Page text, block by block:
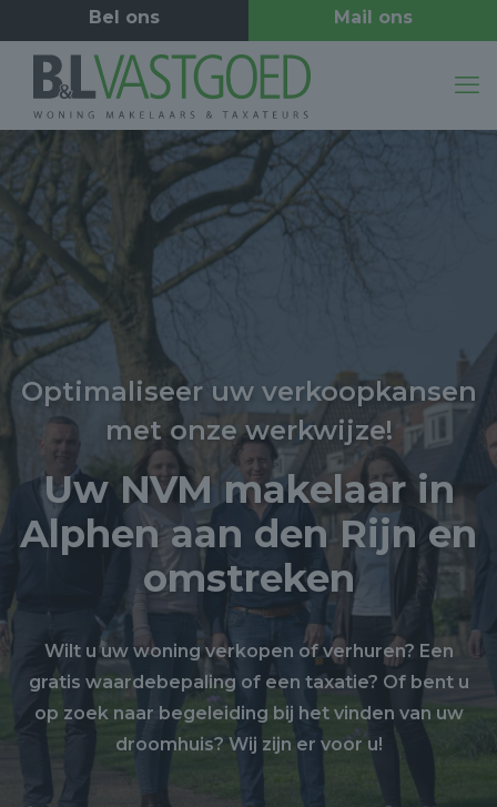
Optimaliseer uw verkoopkansen
met onze werkwijze!
Uw NVM makelaar in
Alphen aan den Rijn en
omstreken
Wilt u uw woning verkopen of verhuren? Een
gratis waardebepaling of een taxatie? Of bent u
op zoek naar begeleiding bij het vinden van uw
droomhuis? Wij zijn er voor u!